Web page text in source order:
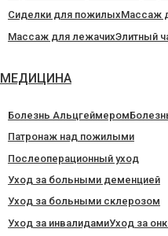
Сиделки для пожилыхМассаж
Массаж для лежачихЭлитный
МЕДИЦИНА
Болезнь Альцгеймером
Патронаж над пожилыми
Послеоперационный уход
Уход за больными деменцией
Уход за больными склерозом
Уход за инвалидамиУход за